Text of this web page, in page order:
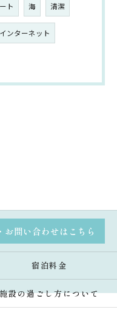
ト 海 清潔
インターネット
お問い合わせはこちら
宿泊料金
施設の過ごし方について